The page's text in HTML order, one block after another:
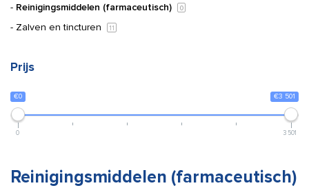
Reinigingsmiddelen (farmaceutisch) 0
Zalven en tincturen 11
Prijs
€0 €3 501
0 3 501
Reinigingsmiddelen (farmaceutisch)